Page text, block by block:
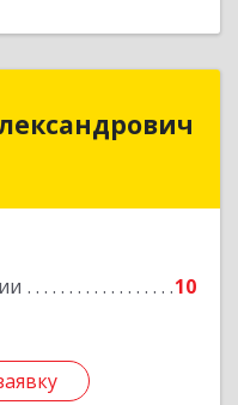
10
город Шарья,